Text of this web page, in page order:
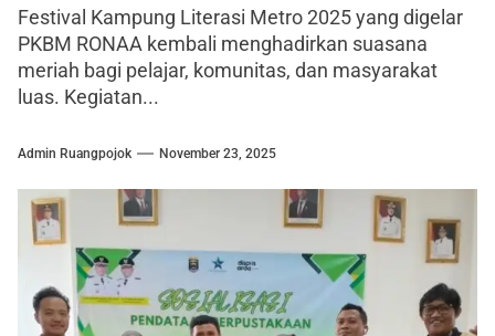
Festival Kampung Literasi Metro 2025 yang digelar
PKBM RONAA kembali menghadirkan suasana
meriah bagi pelajar, komunitas, dan masyarakat
luas. Kegiatan...
Admin Ruangpojok November 23, 2025